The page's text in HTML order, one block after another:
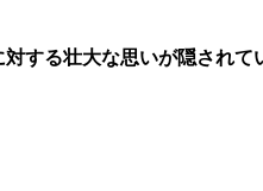
する壮大な思いが隠されて